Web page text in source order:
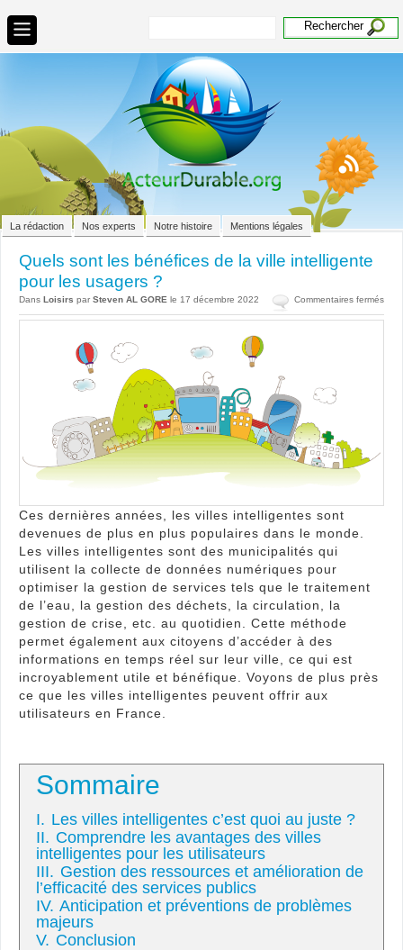
La rédaction Nos experts Notre histoire Mentions légales
Quels sont les bénéfices de la ville intelligente
pour les usagers ?
Dans Loisirs par Steven AL GORE le 17 décembre 2022 Commentaires ferméssur
Ces dernières années, les villes intelligentes sont
devenues de plus en plus populaires dans le monde.
Les villes intelligentes sont des municipalités qui
utilisent la collecte de données numériques pour
optimiser la gestion de services tels que le traitement
de l’eau, la gestion des déchets, la circulation, la
gestion de crise, etc. au quotidien. Cette méthode
permet également aux citoyens d’accéder à des
informations en temps réel sur leur ville, ce qui est
incroyablement utile et bénéfique. Voyons de plus près
ce que les villes intelligentes peuvent offrir aux
utilisateurs en France.
Sommaire
I. Les villes intelligentes c’est quoi au juste ?
II. Comprendre les avantages des villes
intelligentes pour les utilisateurs
III. Gestion des ressources et amélioration de
l’efficacité des services publics
IV. Anticipation et préventions de problèmes
majeurs
V. Conclusion